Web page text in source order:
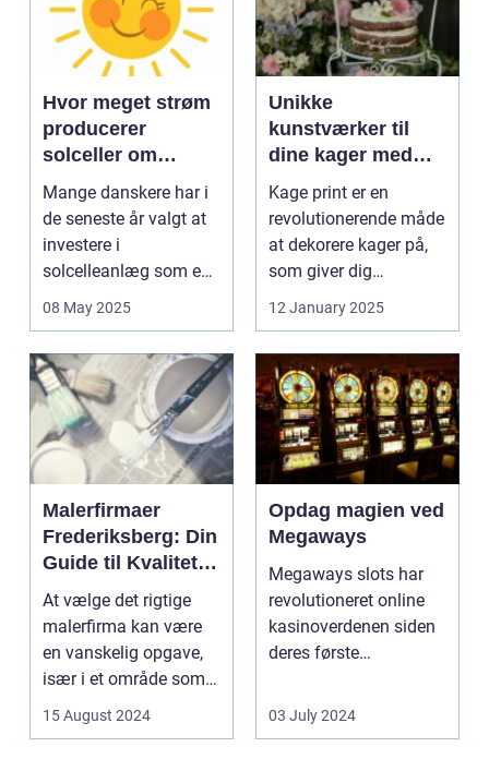
Hvor meget strøm
producerer
solceller om
vinteren?
Mange danskere har i
de seneste år valgt at
investere i
solcelleanlæg som en
bæred...
08 May 2025
Unikke
kunstværker til
dine kager med
kage print
Kage print er en
revolutionerende måde
at dekorere kager på,
som giver dig
mulighed for ...
12 January 2025
Malerfirmaer
Frederiksberg: Din
Guide til Kvalitet
og Service
At vælge det rigtige
malerfirma kan være
en vanskelig opgave,
især i et område som
Frederiksberg, hv...
15 August 2024
Opdag magien ved
Megaways
Megaways slots har
revolutioneret online
kasinoverdenen siden
deres første
spillea...
03 July 2024